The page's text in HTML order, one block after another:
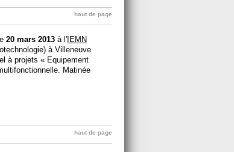
haut de page
20 mars 2013 à l' IEMN
à Villeneuve
à projets « Equipement
Matinée
haut de page